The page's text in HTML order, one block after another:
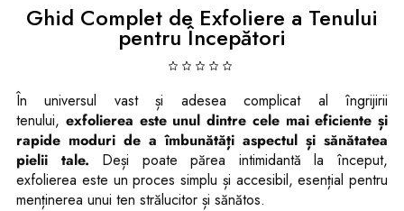
Ghid Complet de Exfoliere a Tenului
pentru Începători
În universul vast și adesea complicat al îngrijirii
tenului, exfolierea este unul dintre cele mai eficiente și
rapide moduri de a îmbunătăți aspectul și sănătatea
pielii tale. Deși poate părea intimidantă la început,
exfolierea este un proces simplu și accesibil, esențial pentru
menținerea unui ten strălucitor și sănătos.